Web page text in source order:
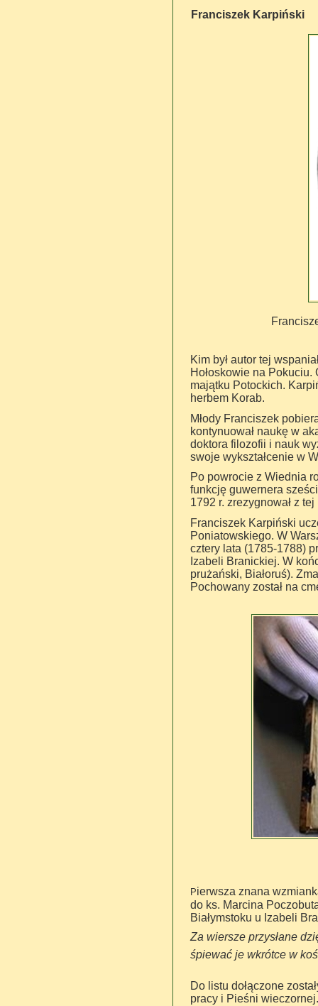
Franciszek Karpiński
Kim był autor tej
Hołoskowie na
majątku Potockich.
herbem Korab.
Młody Franciszek
kontynuował naukę w
doktora filozofii i nauk
swoje wykształcenie w
Po powrocie z Wiednia
funkcję guwernera
1792 r. zrezygnował z tej
Franciszek Karpiński
Poniatowskiego. W
cztery lata (1785-1788)
Izabeli Branickiej. W
prużański, Białoruś).
Pochowany został na
Pierwsza znana
do ks. Marcina
Białymstoku u Izabeli
Za wiersze przysłane
śpiewać je wkrótce w
Do listu dołączone
pracy i Pieśni